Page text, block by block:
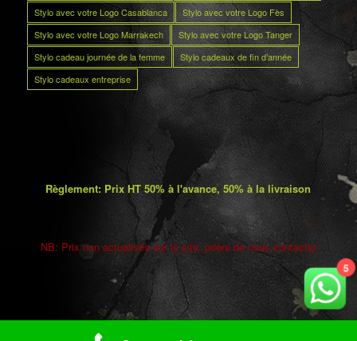
Stylo avec votre Logo Casablanca
Stylo avec votre Logo Fès
Stylo avec votre Logo Marrakech
Stylo avec votre Logo Tanger
Stylo cadeau journée de la femme
Stylo cadeaux de fin d’année
Stylo cadeaux entreprise
Règlement: Prix HT 50% à l'avance, 50% à la livraison
NB: Prix non actualisés sur le site. prière de nous contacter
5